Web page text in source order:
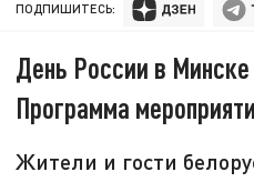
ПОДПИШИТЕСЬ:
День России в
Программа
Жители и гости